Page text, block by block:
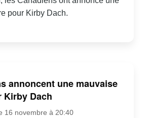
pour Kirby Dach.
annoncent une mauvaise
Kirby Dach
16 novembre à 20:40